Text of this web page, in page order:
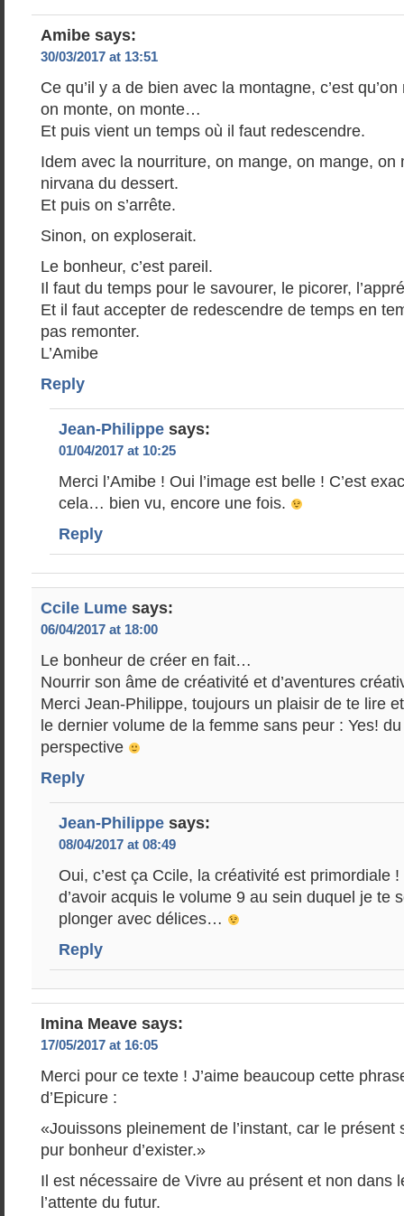
Amibe says:
30/03/2017 at 13:51
Ce qu’il y a de bien avec la montagne, c’est qu’on
on monte, on monte…
Et puis vient un temps où il faut redescendre.
Idem avec la nourriture, on mange, on mange, on
nirvana du dessert.
Et puis on s’arrête.
Sinon, on exploserait.
Le bonheur, c’est pareil.
Il faut du temps pour le savourer, le picorer,
Et il faut accepter de redescendre de temps en
pas remonter.
L’Amibe
Reply
Jean-Philippe says:
01/04/2017 at 10:25
Merci l’Amibe ! Oui l’image est belle ! C’est
cela… bien vu, encore une fois.
Reply
Ccile Lume says:
06/04/2017 at 18:00
Le bonheur de créer en fait…
Nourrir son âme de créativité et d’aventures
Merci Jean-Philippe, toujours un plaisir de te lire
le dernier volume de la femme sans peur : Yes!
perspective
Reply
Jean-Philippe says:
08/04/2017 at 08:49
Oui, c’est ça Ccile, la créativité est primordiale
d’avoir acquis le volume 9 au sein duquel je te
plonger avec délices…
Reply
Imina Meave says:
17/05/2017 at 16:05
Merci pour ce texte ! J’aime beaucoup cette
d’Epicure :
«Jouissons pleinement de l’instant, car le présent
pur bonheur d’exister.»
Il est nécessaire de Vivre au présent et non dans
l’attente du futur.